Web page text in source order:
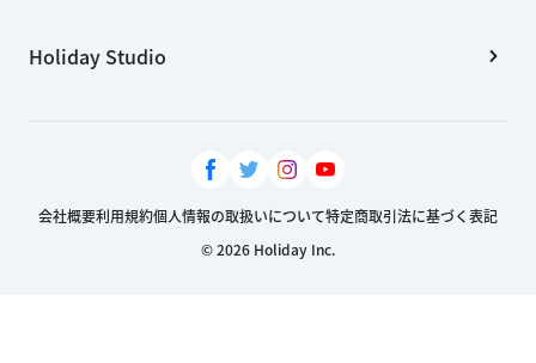
Holiday Studio
会社概要利用規約個人情報の取扱いについて特定商取引法に基づく表記
© 2026 Holiday Inc.